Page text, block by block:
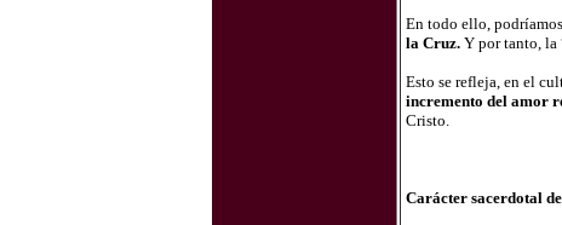
En todo ello,
la Cruz. Y por tanto, la
Esto se refleja, en el
incremento del amor
Cristo.
Carácter sacerdotal